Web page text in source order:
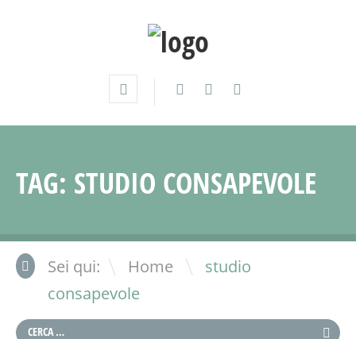
TAG: STUDIO CONSAPEVOLE
Sei qui: Home \
studio
consapevole